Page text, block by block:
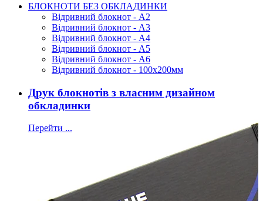
БЛОКНОТИ БЕЗ ОБКЛАДИНКИ
Відривний блокнот - А2
Відривний блокнот - А3
Відривний блокнот - А4
Відривний блокнот - А5
Відривний блокнот - А6
Відривний блокнот - 100х200мм
Друк блокнотів з власним дизайном
обкладинки
Перейти ...